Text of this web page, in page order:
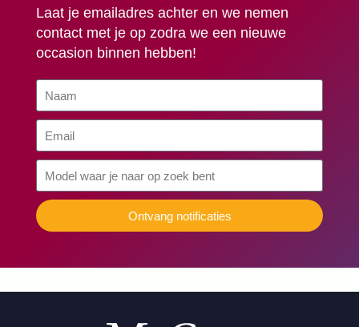
Laat je emailadres achter en we nemen
contact met je op zodra we een nieuwe
occasion binnen hebben!
Ontvang notificaties